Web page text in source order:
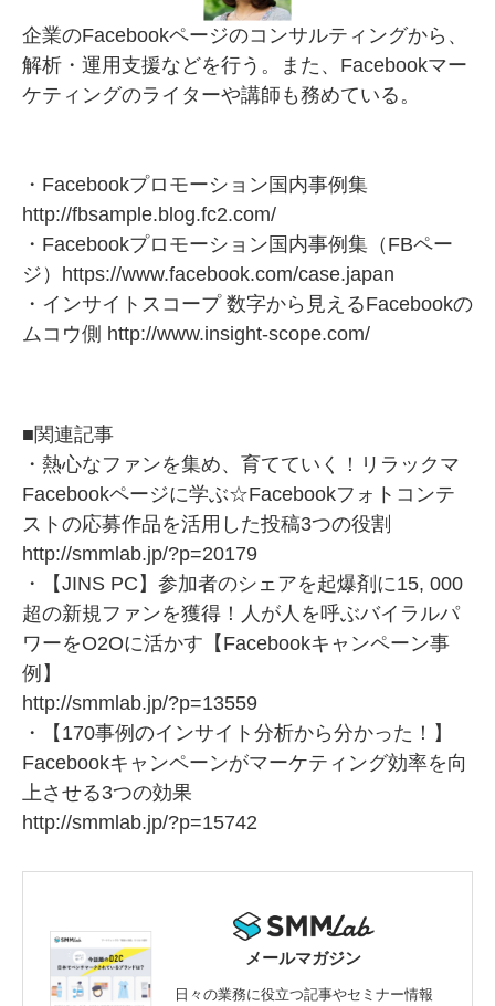
企業のFacebookページのコンサルティングから、
解析・運用支援などを行う。また、Facebookマー
ケティングのライターや講師も務めている。
・Facebookプロモーション国内事例集
http://fbsample.blog.fc2.com/
・Facebookプロモーション国内事例集（FBペー
ジ） https://www.facebook.com/case.japan
・インサイトスコープ 数字から見えるFacebookの
ムコウ側 http://www.insight-scope.com/
■関連記事
・熱心なファンを集め、育てていく！リラックマ
Facebookページに学ぶ☆Facebookフォトコンテ
ストの応募作品を活用した投稿3つの役割
http://smmlab.jp/?p=20179
・【JINS PC】参加者のシェアを起爆剤に15, 000
超の新規ファンを獲得！人が人を呼ぶバイラルパ
ワーをO2Oに活かす【Facebookキャンペーン事
例】
http://smmlab.jp/?p=13559
・【170事例のインサイト分析から分かった！】
Facebookキャンペーンがマーケティング効率を向
上させる3つの効果
http://smmlab.jp/?p=15742
メールマガジン
日々の業務に役立つ記事やセミナー情報